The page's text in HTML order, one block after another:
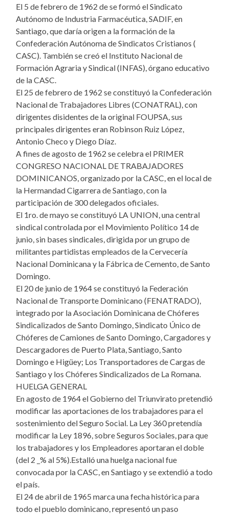
El 5 de febrero de 1962 de se formó el Sindicato
Autónomo de Industria Farmacéutica, SADIF, en
Santiago, que daría origen a la formación de la
Confederación Autónoma de Sindicatos Cristianos (
CASC). También se creó el Instituto Nacional de
Formación Agraria y Sindical (INFAS), órgano educativo
de la CASC.
El 25 de febrero de 1962 se constituyó la Confederación
Nacional de Trabajadores Libres (CONATRAL), con
dirigentes disidentes de la original FOUPSA, sus
principales dirigentes eran Robinson Ruiz López,
Antonio Checo y Diego Díaz.
A fines de agosto de 1962 se celebra el PRIMER
CONGRESO NACIONAL DE TRABAJADORES
DOMINICANOS, organizado por la CASC, en el local de
la Hermandad Cigarrera de Santiago, con la
participación de 300 delegados oficiales.
El 1ro. de mayo se constituyó LA UNION, una central
sindical controlada por el Movimiento Político 14 de
junio, sin bases sindicales, dirigida por un grupo de
militantes partidistas empleados de la Cervecería
Nacional Dominicana y la Fábrica de Cemento, de Santo
Domingo.
El 20 de junio de 1964 se constituyó la Federación
Nacional de Transporte Dominicano (FENATRADO),
integrado por la Asociación Dominicana de Chóferes
Sindicalizados de Santo Domingo, Sindicato Único de
Chóferes de Camiones de Santo Domingo, Cargadores y
Descargadores de Puerto Plata, Santiago, Santo
Domingo e Higüey; Los Transportadores de Cargas de
Santiago y los Chóferes Sindicalizados de La Romana.
HUELGA GENERAL
En agosto de 1964 el Gobierno del Triunvirato pretendió
modificar las aportaciones de los trabajadores para el
sostenimiento del Seguro Social. La Ley 360 pretendía
modificar la Ley 1896, sobre Seguros Sociales, para que
los trabajadores y los Empleadores aportaran el doble
(del 2 _% al 5%).Estalló una huelga nacional fue
convocada por la CASC, en Santiago y se extendió a todo
el país.
El 24 de abril de 1965 marca una fecha histórica para
todo el pueblo dominicano, representó un paso